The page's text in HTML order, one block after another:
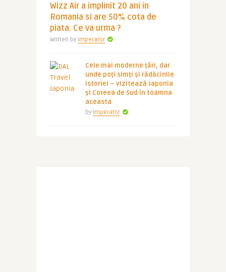
Wizz Air a implinit 20 ani in
Romania si are 50% cota de
piata. Ce va urma ?
Written by Imperator
Cele mai moderne țări, dar
unde poți simți și rădăcinile
istoriei – vizitează Japonia
și Coreea de Sud în toamna
aceasta
by Imperator